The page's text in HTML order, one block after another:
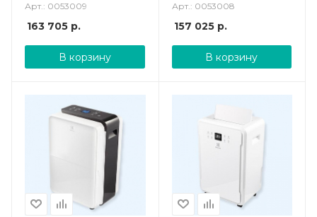
Арт.: 0053009
163 705 р.
В корзину
Арт.: 0053008
157 025р.
В корзину